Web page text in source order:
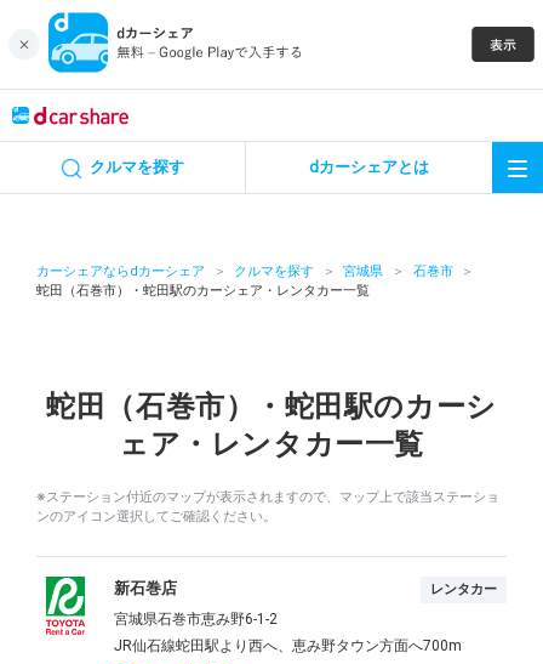
クルマを探す dカーシェアとは
カーシェアならdカーシェア クルマを探す 宮城県
石巻市
蛇田（石巻市）・蛇田駅のカーシェア・レンタカー一覧
蛇田（石巻市）・蛇田駅のカーシ
ェア・レンタカー一覧
※ステーション付近のマップが表示されますので、マップ上で該当ステーショ
ンのアイコン選択してご確認ください。
新石巻店 レンタカー
宮城県石巻市恵み野6-1-2
JR仙石線蛇田駅より西へ、恵み野タウン方面へ700m
カーシェア
特集
アプリの使い方